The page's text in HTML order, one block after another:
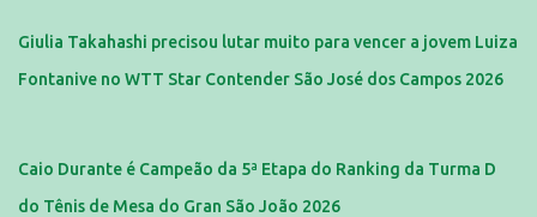
Giulia Takahashi precisou lutar muito para vencer a jovem Luiza
Fontanive no WTT Star Contender São José dos Campos 2026
Caio Durante é Campeão da 5ª Etapa do Ranking da Turma D
do Tênis de Mesa do Gran São João 2026